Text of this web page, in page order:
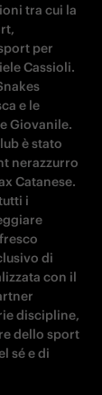
tra cui la
per
Cassioli.
e le
Giovanile.
è stato
nerazzurro
Catanese.
i
di
con il
discipline,
dello sport
sé e di